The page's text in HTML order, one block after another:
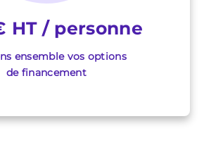
HT / personne
ensemble vos options
de financement